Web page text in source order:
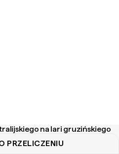
na lari gruzińskiego
PRZELICZENIU